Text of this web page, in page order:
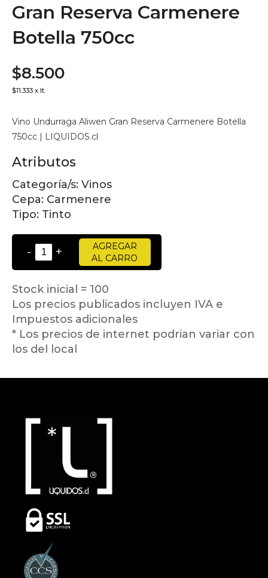
Gran Reserva Carmenere
Botella 750cc
$8.500
$11.333 x lt.
Vino Undurraga Aliwen Gran Reserva Carmenere Botella
750cc | LIQUIDOS.cl
Atributos
Categoría/s: Vinos
Cepa: Carmenere
Tipo: Tinto
- +
AGREGAR
AL CARRO
Stock inicial = 100
Los precios publicados incluyen IVA e
Impuestos adicionales
* Los precios de internet podrian variar con
los del local